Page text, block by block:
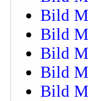
Bild M
Bild M
Bild M
Bild
Bild